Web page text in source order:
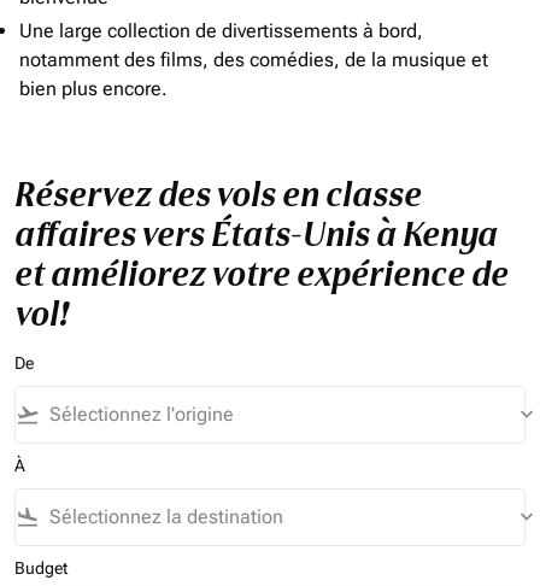
Une large collection de divertissements à bord,
notamment des films, des comédies, de la musique et
bien plus encore.
Réservez des vols en classe
affaires vers États-Unis à Kenya
et améliorez votre expérience de
vol!
De
flight_takeoff keyboard_arrow_down
À
flight_land keyboard_arrow_down
Budget